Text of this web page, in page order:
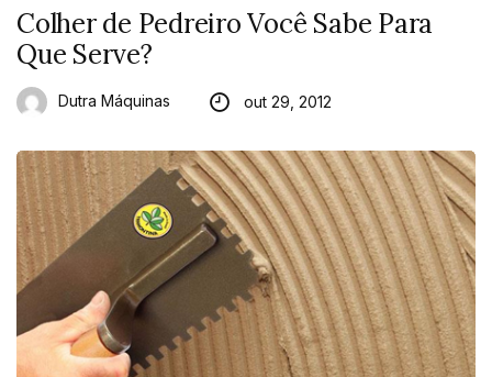
Colher de Pedreiro Você Sabe Para
Que Serve?
Dutra Máquinas out 29, 2012